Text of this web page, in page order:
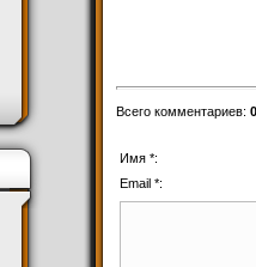
Всего комментариев: 0
Имя *:
Email *: